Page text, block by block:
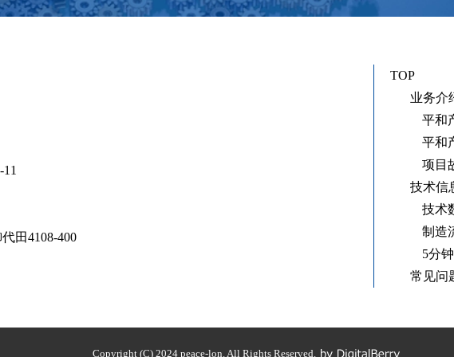
田4108-400
TOP
业务介
平和
平和
项目
技术信
技术
制造
5分
常见问
Copyright (C) 2024 peace-lon. All Rights Reserved.